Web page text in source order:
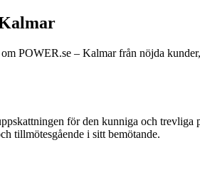
POWER.se – Kalmar från nöjda
för den kunniga och
tillmötesgående i sitt bemötande.